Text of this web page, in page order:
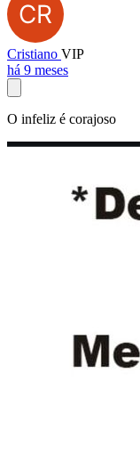
Cristiano VIP
há 9 meses
O infeliz é corajoso